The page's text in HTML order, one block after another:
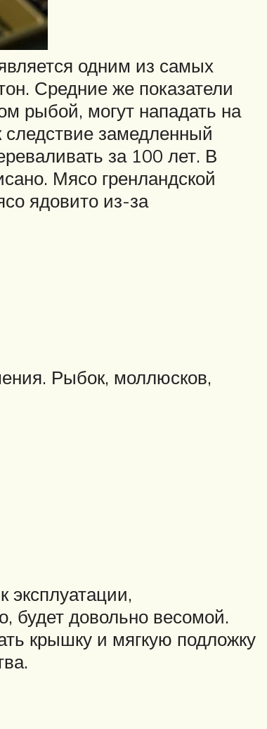
одним из самых
Средние же показатели
рыбой, могут нападать на
замедленный
за 100 лет. В
Мясо гренландской
ядовито из-за
Рыбок, моллюсков,
эксплуатации,
будет довольно весомой.
крышку и мягкую подложку